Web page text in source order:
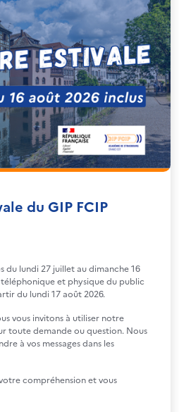
du GIP FCIP
du lundi 27 juillet au dimanche 16
téléphonique et physique du public
du lundi 17 août 2026.
vous invitons à utiliser notre
toute demande ou question. Nous
à vos messages dans les
compréhension et vous